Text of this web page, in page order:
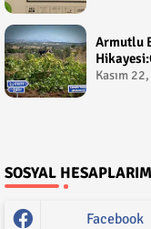
Armutlu
Kasım
SOSYAL HESAPLARIM
Facebook